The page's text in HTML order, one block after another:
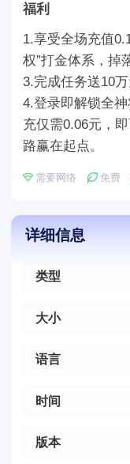
福利
1.享受全场充值
权”打金体系，掉
3.完成任务送10
4.登录即解锁全
充仅需0.06元，
路赢在起点。
需要网络 免费
详细信息
类型
大小
语言
时间
版本